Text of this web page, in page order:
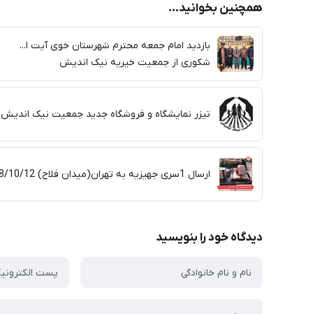
همچنین بخوانید...
بازدید امام جمعه محترم شهرستان خوی آیت ا...
شکوری از جمعیت خیریه نیک اندیش
تیزر نمایشگاه و فروشگاه جدید جمعیت نیک اندیش
ارسال 1سری جهیزیه به تهران(میدان فلاح) 98/10/12
دیدگاه خود را بنویسید